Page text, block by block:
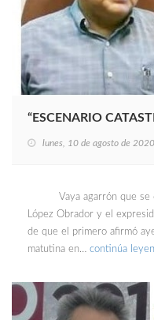
“ESCENARIO
lunes, 10 de agosto de 2020
Vaya agarrón que se
López Obrador y el
de que el primero afirmó
matutina en… continúa